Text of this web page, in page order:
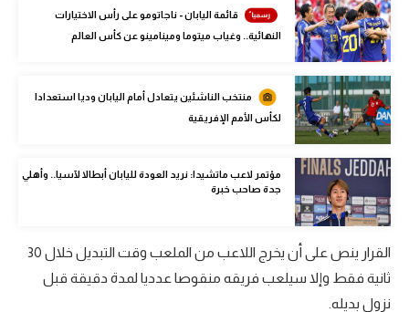
كرة يد
كرة طائرة
الوطن العربي
في المونديال
رياضة نسائية
آسيا
قائمة اليابان - ناجاتومو على رأس الاختيارات
النهائية.. وغياب ميتوما ومينامينو عن كأس العالم
منتخب الناشئين يتعادل أمام اليابان وديا استعدادا
لكأس الأمم الإفريقية
مؤتمر لاعب ماتشيدا: نريد العودة لليابان أبطالا لآسيا.. وأهلي
جدة صاحب خبرة
القرار ينص على أن يخرج اللاعب من الملعب وقت التبديل خلال 30
ثانية فقط وإلا سيلعب فريقه منقوصا عدديا لمدة دقيقة قبل
نزول بديله.